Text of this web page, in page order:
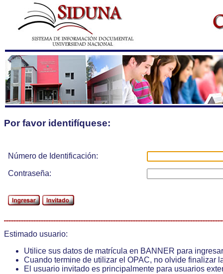
Por favor identifíquese:
Número de Identificación:
Contraseña:
Estimado usuario:
Utilice sus datos de matrícula en BANNER para ingresar
Cuando termine de utilizar el OPAC, no olvide finalizar
El usuario invitado es principalmente para usuarios